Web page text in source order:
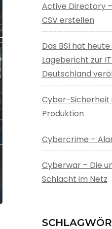
Active Directory
CSV erstellen
Das BSI hat
Lagebericht zur
Deutschland
Cyber-Sicherheit
Produktion
Cybercrime –
Cyberwar – Die
Schlacht im Netz